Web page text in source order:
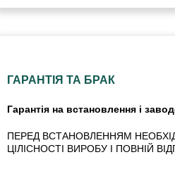
ГАРАНТІЯ ТА БРАК
Гарантія на встановлення і
ПЕРЕД ВСТАНОВЛЕННЯМ
ЦІЛІСНОСТІ ВИРОБУ І ПОВНІЙ